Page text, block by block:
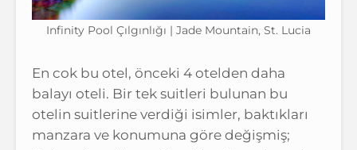
Infinity Pool Çılgınlığı | Jade Mountain, St. Lucia
En cok bu otel, önceki 4 otelden daha
balayı oteli. Bir tek suitleri bulunan bu
otelin suitlerine verdiği isimler, baktıkları
manzara ve konumuna göre değişmiş;